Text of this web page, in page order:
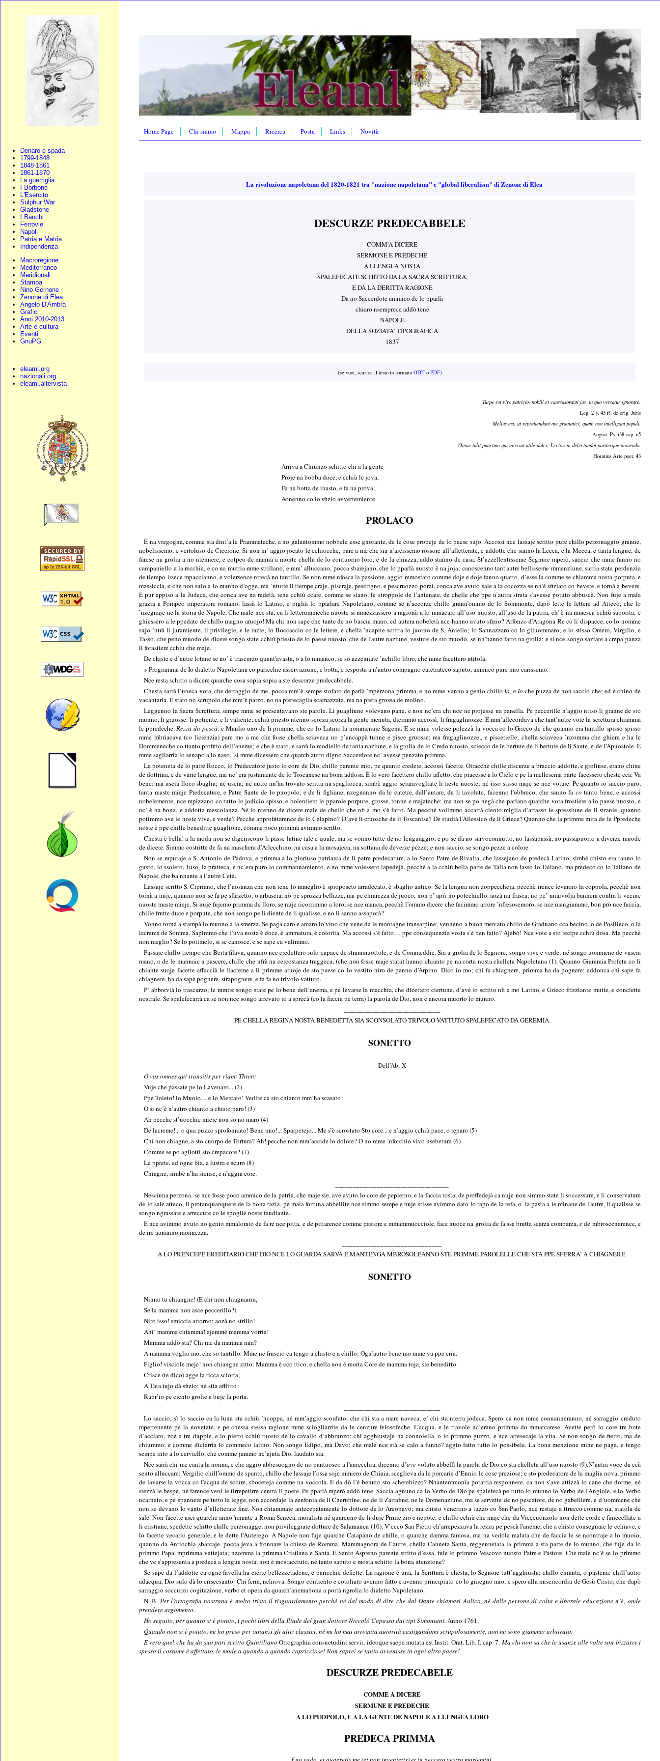
Denaro e spada
1799-1848
1848-1861
1861-1870
La guerriglia
I Borbone
L'Esercito
Sulphur War
Gladstone
I Banchi
Ferrovie
Napoli
Patria e Matria
Indipendenza
Macroregione
Mediterraneo
Meridionali
Stampa
Nino Gernone
Zenone di Elea
Angelo D'Ambra
Grafici
Anni 2010-2013
Arte e cultura
Eventi
GnuPG
eleaml.org
nazionali.org
eleaml.altervista
Home Page Chi siamo Mappa Ricerca Posta Links Novità
La rivoluzione napoletana del 1820-1821 tra "nazione napoletana" e "global liberalism" di Zenone di Elea
DESCURZE PREDECABBELE
COMM'A DICERE
SERMONE E PREDECHE
A LLENGUA NOSTA
SPALEFECATE SCHITTO DA LA SACRA SCRITTURA,
E DÀ LA DERITTA RAGIONE
Da no Saccerdote ammico de lo pparlà
chiaro nsemprece addò tene
NAPOLE
DELLA SOZIATA’ TIPOGRAFICA
1837
(se vuoi, scarica il testo in formato ODTo PDF)
Turpe est viro patricio, nobili et caussasoranti jus, in quo versatur ignorare.
Leg. 2 §. 43 ff. de orig. Juris
Melius est, ut reprehendant me gramatici, quam non intelligant populi.
August. Ps. i38 cap. n5
Omne tulit punctum qui miscuit utile dulci; Lectorem delectandot pariterque monendo.
Horatius Arte poet. 43
Arriva a Chiunzo schitto chi a la gente
Proje na bobba doce, e cchiù le jova,
Fa na botta de inasto, e fa na prova,
Aonenno co lo sfizio avvertemiente.
PROLACO
È na vregogna, comme sta dint’a le Prammateche, a no galantommo nobbele esse gnorante, de le cose propeje de lo paese sujo. Accossì nce lassaje scritto pure chillo perzonaggio granne,
nobelissemo, e vertoluso de Cicerone. Si non m’ aggio jocato le cchiocche, pare a me che sia n’arcissemo rossore all’alletterate, e addotte che sanno la Lecca, e la Mecca, e tanta lengue, de
farese na grolia a no ntennere, e cotpeo de mannà a monte chella de lo contuorno loro, e de la chiazza, addo stanno de casa. St’azzellentisseme Segnure mperò, saccio che mme fanno no
campaniello a la recchia, e co na mutria mme strillano, e mm’ alluccano, pocca sbarejano, che lo pparlà nuosto è na joja; canoscenno tant'autre bellisseme mmenziune, sarria stata perdenzia
de tiempo irsece mpaccianno, e volersence ntrecà no tantillo. Se non mme nfosca la passione, aggio mmostato comme doje e doje fanno quatto, d’esse la comme se chiamma nosta porputa, e
massiccia, e che non sulo a lo munno d’ogge, ma ’ntutte li tiempe craje, piscraje, pescrigno, e pescruozzo porzì, conca ave avuto sale a la cocozza se nn’è sfiziato co bevere, e tornà a bevere.
È pur appiso a la Judeca, che conca ave na redetà, tene cchiù ccare, comme se siano, le stroppole de l’antenate, de chelle che ppe n’autra strata s’avesse potuto abbuscà. Non fuje a mala
grazia a Pompeo imperatore romano, lassà lo Latino, e piglià lo pparlare Napoletano; comme se n’accorze chillo grann’ommo de lo Sommonte, dapò lette le lettere ad Atteco, che lo
’nzegnaje ne la storia de Napole. Che male nce sta, ca li letterummeche nuoste si mmezzassero a ragionà a lo mmacaro all’uso nuosto, all’uso de la patria, ch’ è na mmesca cchiù saporita; e
ghiessero a le ppedate de chillo magno aruojo! Ma chi non sape che tante de no bascia mano, ed autera nobeletà nce hanno avuto sfizio? Arfonzo d’Aragona Re co li dispacce, co lo nomme
sujo ’ntrà li juramiente, li privilegie, e le razie; lo Boccaccio co le lettere, e chella ’ncapite scritta lo juorno de S. Aniello; lo Sannazzaro co Io gliuommaro; e lo stisso Omero, Virgilio, e
Tasso, che peno muodo de dicere songo state cchiù priesto de lo paese nuosto, che de l'autre naziune, vestute de sto muodo, se’nn’hanno fatto na grolia; e si nce songo saziate a crepa panza
li forastiere cchiu che maje.
De chiste e d’autre lotane se no’ è trascurzo quant'avasta, o a lo mmanco, se so azzennate ’nchillo libro, che mme facettero ntitolà:
» Programma de Io dialetto Napoletana co paricchie asservaziune, e botta, e resposta a n’autro compagno catetrateco saputo, ammico pure mio carissemo.
Nce resta schitto a dicere quarche cosa sopia sopia a ste descorze predecabbele.
Chesta sarrà l’uneca vota, che derraggio de me, pocca mm’è sempe stofato de parlà ’mperzona primma, e no mme vanno a genio chilloIo, eIo che puzza de non saccio che; ed è chino de
vacantaria. È stato no scrupolo che mm’è parzo, no na pretecaglia scamazzata, ma na preta grossa de molino.
Leggenno la Sacra Screttura; sempe mme se presentavano ste parole. Li guagliune volevano pane, e non nc’era chi nce ne projesse na panella. Pe peccerille n’aggio ntiso li granne de sto
munno, li gruosse, li potiente, e li valiente; cchiù priesto ntenno scorza scorza la gente menuta, dicimmo accossì, li fragagliuozze. E mm’allecordava che tant’autre vote la screttura chiamma
le ppredeche.Rezza da pescà:e Manlio uno de li primme, che co lo Latino la nommenaje Sagena. E se mme volesse polezzà la vocca co lo Grieco de che quanno era tantillo spisso spisso
mme mbriacava (co licienzia) pare mo a me che fosse chella sciaveca no p’ancappà tunne e pisce gruosse; ma fragagliuozze,, e piscetielle; chella sciaveca ’nzomma che ghiera e ha le
Dommeneche co ttanto profitto dell’aneme; e che è stato, e sarrà lo modiello de tanta naziune, e la grolia de lo Credo nuosto, sciecco de le bertute de li bertute de li Sante, e de l’Apuostole. E
mme sagliarria lo senapo a lo naso, ’si mme dicessero che quarch’autro digno Saccerdote nc’ avesse penzato primma.
La potenzia de lo patre Rocco, lo Predecatore justo lo core de Dio, chillo parente mio, pe quanto credete, accossì facette. Otracchè chille discurze a braccio addotte, e groliuse, erano chine
de dottrina, e de varie lengue, ma nc’ era justamente de lo Toscanese na bona addosa. È lo vero facettero chillo affetto, che piacesse a lo Cielo e pe la mellesema parte facessero cheste cca. Va
bene: ma uscia lloco sbaglia; né uscia; né autro nn’ha trovato scritta na spagliocca, simbè aggio sciaravogliate li tieste nuoste; né isso stisso maje se nce votaje. Pe quanto io saccio puro,
tanta maste mieje Predecature, e Patre Sante de lo puopolo, e de li figliane, nzegnanno da le catetre, dall’autare, da li tavolate, facenno l'obbreco, che sanno fa co tanto bene, e accossì
nobelemente, nce mpizzano co tutto lo jodicio spisso, e bolentiero le pparole porpute, grosse, tonne e majateche; ma non se po negà che parlano quarche vota frostiere a lo paese nuosto, e
nc’ è na bona, e addotta mescolanza. Né io ntenno de dicere male de chello che nfi a mo s’è fatto. Ma pecchè volimmo accattà ciento miglia d’arrasso le spressiune de li stranie, quanno
potimmo ave le noste vive, e verde? Pecche approfittarence de lo Calapino? D’avè li cruosche de li Toscanise? De studià l’Allessico de li Griece? Quanno che la primma mira de le Ppredeche
noste è ppe chille beneditte guaglione, comme poco primma avimmo scritto.
Chesta è bella! a la moda non se digeriscono li passe latine tale e quale, ma se vonno tutte de no lenguaggio; e po se dà no sarvoconnutto, no lassapassà, no passapuorto a diverze muode
de dicere. Simmo costritte de fa na maschera d’Arlecchino, na casa a la mosajeca, na sottana de deverze pezze; e non saccio, se songo pezze a colore.
Non se mputaje a S. Antonio de Padova, e primma a lo gloriuso patriarca de li patre predecature, a lo Santo Patre de Rivalta, che lassejano de predecà Latino, simhè chisto era tanno lo
gusto, lo ssoleto, 1uso, la pratteca, e nc’era puro lo commannamiento, e no mme volessero lapedejà, pecchè a la cchiù bella parte de Talia non lasso lo Taliano, ma predeco co lo Taliano de
Napole, che ba nnante a l’autre Cetà.
Lassaje scritto S. Cipriano, che l’aosanza che non tene lo mmeglio è sproposeto arradecato, è sbaglio antico. Se la lengua non zoppeccheja, pecchè irence levanno la coppola, pecchè non
tornà a nuje, quanno non se fa pe sfarzetto, o arbascia, nò pe spruzzà bellizze, ma pe chiarezza de juoco, non p’ aprì no potechiello, aozà na frasca; no pe’ nnarvoljà bannera contra li vecine
nuoste maste mieje. Si nuje fujemo primma de lloro, se nuje ricorrimmo a loro, se nce manca, pecchè l’ommo dicere che facimmo arrore ’nfresosemoro, se nce mangiammo, bon prò nce faccia,
chille frutte duce e porpute, che non songo pe li diente de li qualisse, e no li sanno assaporà?
Vonno tornà a stampà lo munno a la smerza. Se paga caro e amaro lo vino che vene da le montagne transarpine; venneno a buon mercato chillo de Graduano cca becino, o de Posilleco, o la
lacrema de Somma. Sapimmo che l’uva nosta è doce, è ammatura, è colorita. Ma accossì s’è fatto… ppe consequenzia vosta s’è ben fatto? Ajebò! Nce vote a sto recipe cchiù dosa. Ma pecchè
non meglio? Se lo potimelo, si se canosce, e se sape ca valimmo.
Passaje chillo tiempo che Berta filava, quanno nce credettero sulo capace de strammuottole, e de Commeddie. Sia a grolia de lo Segnore, songo vive e verde, né songo uommene de vascia
mano, o de le mannaie a pascere, chille che nfrà na cercostanza traggeca, (che non fosse maje stata) hanno chianto pe na corta nosta chelleta Napoletana (1). Quanno Giaramia Profeta co li
chiante suoje facette affaccià le llacreme a li primme aruoje de sto paese co lo vestito niro de panno d’Arpino. Dico io mo; chi fa chiagnere, primma ha da pognere; addonca chi sape fa
chiagnere, ha da sapè pognere, strapognere, e fa fa no trivolo vattuto.
P’ abbrevià lo trascurzo; le mmire songo state pe lo bene dell’anema, e pe levarse la macchia, che dicettero ciertune, d’avè io scritto nfi a mo Latino, e Grieco frizziante mutte, e conciette
nostrale. Se spalefecarrà ca se non nce songo arrevato io a sprecà (co la faccia pe terra) la parola de Dio, non è ancora muorto lo munno.
PE CHELLA REGINA NOSTA BENEDETTA SIA SCONSOLATO TRIVOLO VATTUTO SPALEFECATO DA GEREMIA.
SONETTO
Dell’Ab: X
O vos omnes qui transitis per vìam: Thren:
Vuje che passate pe lo Lavenaro... (2)
Ppe Toleto! lo Muoio.... e lo Mercato! Vedite ca sto chianto mm’ha scasato!
O si nc’è n’autro chianto a chisto paro! (3)
Ah pecche st’uocchie mieje non so no maro (4)
De lacreme!... o qua puzzo sprofonnato! Bene mio!... Sparpetejo... Me s’è scrostato Sto core... e n’aggio cchiù pace, o reparo (5)
Chi non chiagne, a sto cuorpo de Tortura? Ah! pecche non mm’accide lo dolore? O no mme ’nforchio vivo nsebetura (6)
Comme se po agliottì sto crepacore? (7)
Le pprete, ed ogne bia, e lustra e scuro (8)
Chiagne, simbè n’ha siense, e n’aggia core.
Nesciuna perzona, se nce fosse poco ammico de la patria, che maje sie, ave avuto lo core de pepierno, e la faccia tosta, de proffedejà ca nuje non simmo state li soccessure, e li conservature
de lo sale atteco, li protanquanquere de la bona razia, pe mala fortuna abbellite nce simmo sempe e nuje stisse avimmo dato lo rapo de la refa, o. la pasta a le minane de l'autre, li qualisse se
songo ngrassate e arreccute co le spoglie noste faudiante.
E nce avimmo avuto no genio mmalorato de fa re nce pitta, e de pittarence comme pastore e mmammuocciole, face nuoce na grolia de fa ssa brutta scarza comparza,ede mbroscenarence, e
de ire aunanno monnezza.
A LO PRENCEPE EREDITARIO CHE DIO NCE LO GUARDA SARVA E MANTENGA MBROSOLEANNO STE PRIMME PAROLELLE CHE STA PPE SFERRA’ A CHIAGNERE.
SONETTO
Ninno tu chiangne! (E chi non chiagnarria,
Se la mamma non asce peccerillo?)
Niro isso! smiccia attorno; aozà no strillo!
Ahi! mamma chiamma! ajemmè mamma vorria!
Mamma addò sta? Chi me da mamma mia?
A mamma voglio mo, che so tantillo: Mme ne fruscio ca tengo a chisto e a chillo: Ogn’autro bene mo mme va ppe cria.
Figlio! visciole meje! non chiangne zitto: Mamma è cco ttico, e chella non è morta Core de mamma toja, sie beneditto.
Crisce (te dico) agge la ricca sciorta;
A Tata tujo dà sfizio; né stia afflitto
Rapr’io pe ciento grolie a buje la porta.
Lo saccio, sì lo saccio ca la luna sta cchiù ’ncoppa, né mm’aggio scordato, che chi sta a mare naveca, e’ chi sta nterra jodeca. Spero ca non mme connanneranno, né sarraggio creduto
mpertenente pe la novetate, epe chessa stessa ragione mme sciogliarrite da le cenzure felosofeche. L’acqua, e le ttavole nc’erano primma do mmarcarese. Avette però lo core tre bote
d’acciaro, zoè a tre duppie, e lo pietto cchiù tuosto de lo cavallo d’abbrunzo; chi agghiustaje na connolella, o lo primmo guzzo, e nce arresecaje la vita. Se non songo de fierro, ma de
chiummo; e comme diciarria lo commeco latino: Non songo Edipo, ma Davo; che male nce stà se calo a funno? aggio fatto tutto lo possibele. La bona menzione mine ne paga, e tengo
sempe into a lo cerviello, che comme jammo nc’ajuta Dio, laudato sia.
Nce sarrà chi me canta la nonna, e che aggio abbesuogno de no pantuosco a l'aurecchia, dicenno d’avevoluto abbellì la parola de Dio co sta chelleta all’uso nuosto (9).N’autra voce da ccà
sento alluccare: Vergilio chill’ommo de spanto, chillo che lassaje l’ossa soje mmiero de Chiaia, sceglieva da le porcarie d’Ennio le cose preziose; e sto predecatore de la maglia nova, primmo
de lavarse la vocca co l'acqua de sciure, sboceteja comme na voccola. E da dò l’è benuto sto scherebizzo? Nnantemmonia potarria responnere, ca non s’ave attizzà lo cane che dorme, né
stezzà le bespe, né farence veni le tirrepetirre centra li poete. Pe pparlà mperò addò tene. Saccia agnuno ca lo Verbo de Dio pe spalefecà pe tutto lo munno lo Verbo de l'Angiole, e lo Verbo
ncarnato, e pe spannere pe tutto la legge, non accordaje la zenfonia de li Cherubine, ne de li Zarrafine, ne le Domenaziune, ma se servette de no pescatore, de no gabelliere, e d’uommene che
non se devano Io vanto d’alletterate fine. Non chiammaje antecepatamente lo dottore de lo Areopavo; ma chisto venerino a tuzzo co San Paolo, nce restaje a ttrucco comme na, statola de
sale. Non facette asci quarche anno 'nnante a Roma Seneca, moralista né quarcuno de li duje Prinie zio e nepote, e chillo cchiù che maje che da Vicecuonzolo non dette corde e funecellate a
li cristiane, spedette schitto chille perzonagge, non privileggiate dotture de Salamanca (10). V’ecco San Pietro ch’arrepezzava la rezza pe pescà l'aneme, che a chisto consegnaie le cchiave, e
lo facette vecario generale, e le dette l'Auterego. A Napole non fuje quarche Catapano de chille, o quarche damma famosa, ma na vedola malata che de faccia le se ncontraje a lo muoio,
quanno da Antiochia sbarcaje. pocca jeva a ffonnare la chiesa de Romma, Mammagnora de l’autre, chella Canneta Santa, reggennetata la primma a sta parte de lo munno, che fuje da lo
primmo Papa, mprimma vattejata; nzomma la primma Cristiana e Santa. E Santo Aspreno parente stritto d’essa, fuie lo primmo Vescovo nuosto Patre e Pastore. Che male nc’è se lo primmo
che ve s’appresenta a predecà a lengua nosta, non è mostacciuto, né tanto saputo e mosta schitto la bona ntenzione?
Se sape da l’addotte ca ogne favella ha cierte bellezzetadene, e paricchie defiette. La ragione è una, la Scrittura è chesta, lo Segnore tutt’agghiusta: chillo chianta, o pastena: chill’autro
adacqua; Dio sulo dà lo criscesanto. Chi ferra, nchiova. Songo contiento e cotoliato avenno fatto e avenno principiato co lo gniegno mio, e spero alla misericordia de Gesù Cristo; che dapò
sarraggio soccurzo cogitazione, verbo et opera da quarch’anemabona a portà ngrolia lo dialetto Napoletano.
N. B. Per l’ortografia nostrana è molto tristo il risguardamento perchè né dal modo di dire che dal Dante chiamasi Aulico, né dalle persone di colta e liberale educazione n’è, onde
prendere argomento.
Ho seguito, per quanto si è potuto, ipochi libri della Iliade del gran dottore Niccolò Capasso dai tipi Simoniani. Anno 1761.
Quando non si è potuto, mi ho preso per innanzi gli altri classici, né mi ho mai arrogata autorità castigandomi scrupolosamente, non mi sono giammai arbitrato.
E vero quel che ha da suo pari scritto Quintiliano Ortographia consuetudini servii, ideoque saepe mutata est Instit. Orat. Lib. I. cap. 7. Ma chi non sa che le usanze alle volte son bizzarre ì
spesso il costume è affettato, le mode a quando a quando capricciose! Non saprei se tanto avvenisse in ogni altro paese!
DESCURZE PREDECABELE
COMME A DICERE
SERMUNE E PREDECHE
A LO PUOPOLO, E A LA GENTE DE NAPOLE A LLENGUA LORO
PREDECA PRIMMA